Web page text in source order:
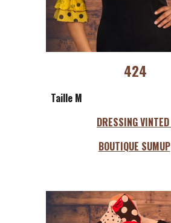
424
Taille M
DRESSING VINTED
BOUTIQUE SUMUP